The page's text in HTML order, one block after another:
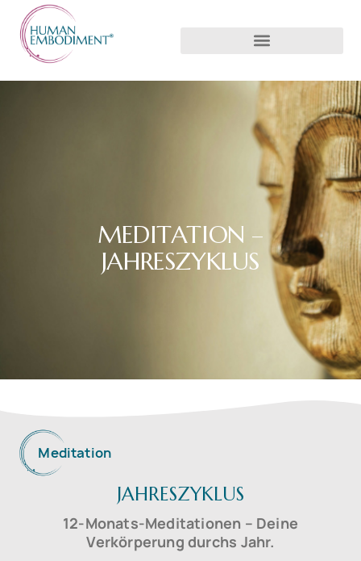
MEDITATION –
JAHRESZYKLUS
Meditation
JAHRESZYKLUS
12-Monats-Meditationen – Deine
Verkörperung durchs Jahr.